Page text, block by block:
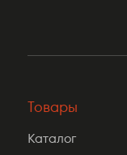
Товары
Каталог